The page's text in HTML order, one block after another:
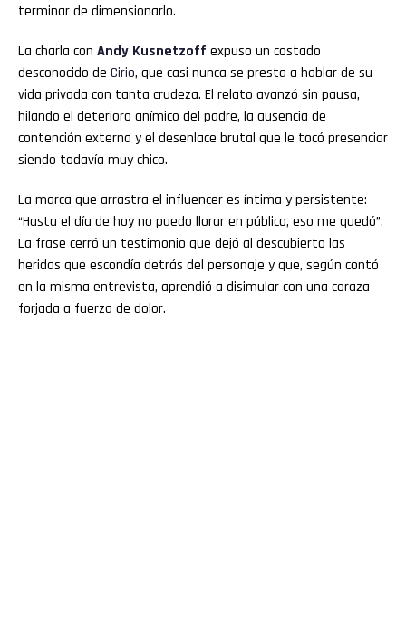
terminar de dimensionarlo.
La charla con Andy Kusnetzoff expuso un costado
desconocido de Cirio, que casi nunca se presta a hablar de su
vida privada con tanta crudeza. El relato avanzó sin pausa,
hilando el deterioro anímico del padre, la ausencia de
contención externa y el desenlace brutal que le tocó presenciar
siendo todavía muy chico.
La marca que arrastra el influencer es íntima y persistente:
“Hasta el día de hoy no puedo llorar en público, eso me quedó”.
La frase cerró un testimonio que dejó al descubierto las
heridas que escondía detrás del personaje y que, según contó
en la misma entrevista, aprendió a disimular con una coraza
forjada a fuerza de dolor.